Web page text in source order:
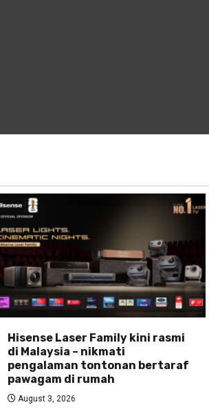
Hisense Laser Family kini rasmi
di Malaysia – nikmati
pengalaman tontonan bertaraf
pawagam di rumah
August 3, 2026